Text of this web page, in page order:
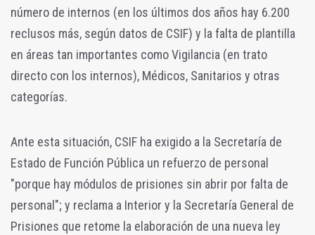
número de internos (en los últimos dos años hay 6.200
reclusos más, según datos de CSIF) y la falta de plantilla
en áreas tan importantes como Vigilancia (en trato
directo con los internos), Médicos, Sanitarios y otras
categorías.
Ante esta situación, CSIF ha exigido a la Secretaría de
Estado de Función Pública un refuerzo de personal
"porque hay módulos de prisiones sin abrir por falta de
personal"; y reclama a Interior y la Secretaría General de
Prisiones que retome la elaboración de una nueva ley